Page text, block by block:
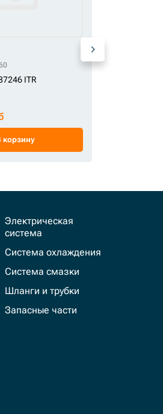
ITR
корзину
Электрическая
система
Система охлаждения
Система смазки
Шланги и трубки
Запасные части